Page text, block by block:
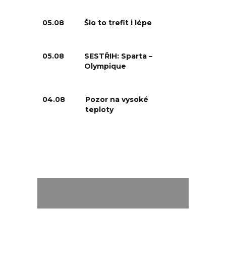
05.08 Šlo to trefit i lépe
05.08
SESTŘIH: Sparta –
Olympique
04.08
Pozor na vysoké
teploty